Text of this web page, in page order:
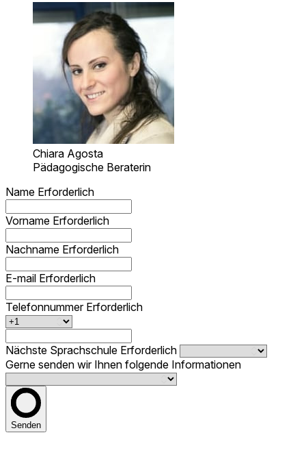
Chiara Agosta
Pädagogische Beraterin
Name Erforderlich
Vorname Erforderlich
Nachname Erforderlich
E-mail Erforderlich
Telefonnummer Erforderlich
Nächste Sprachschule Erforderlich
Gerne senden wir Ihnen folgende Informationen
Senden